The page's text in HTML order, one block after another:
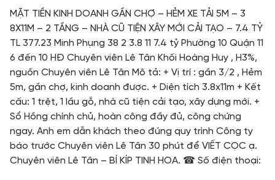
MẶT TIỀN KINH DOANH GẦN CHỢ – HẺM XE TẢI 5M – 3
8X11M – 2 TẦNG – NHÀ CŨ TIỆN XÂY MỚI CẢI TẠO – 7.4 TỶ
TL 377.23 Minh Phụng 38 2 3.8 11 7.4 tỷ Phường 10 Quận 11
6 đến 10 HĐ Chuyên viên Lê Tân Khối Hoàng Huy , H3%,
nguồn Chuyên viên Lê Tân Mô tả: + Vị trí : gần 3/2 , Hẻm
5m, gần chợ, kinh doanh được. + Diện tích 3.8x11m + Kết
cấu: 1 trệt, 1 lầu gỗ, nhà cũ tiện cải tạo, xây dựng mới. +
Sổ Hồng chính chủ, hoàn công đầy đủ, công chứng
ngay. Anh em dẫn khách theo đúng quy trình Công ty
báo trước Chuyên viên Lê Tân 30 phút để VIẾT CỌC ạ.
Chuyên viên Lê Tân – BÍ KÍP TINH HOA. ☎ Số điện thoại: